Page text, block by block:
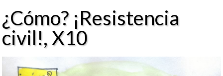
¿Cómo? ¡Resistencia
civil!, X10